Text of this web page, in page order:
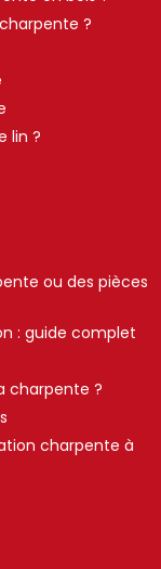
?
lin ?
ou des pièces
: guide complet
charpente ?
charpente à